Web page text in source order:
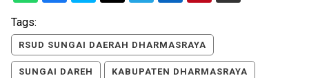
Tags:
RSUD SUNGAI DAERAH DHARMASRAYA
SUNGAI DAREH KABUPATEN DHARMASRAYA